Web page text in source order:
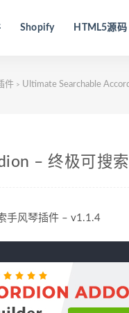
Shopify HTML5源码
件 > Ultimate Searchable
– 终极可搜
手风琴插件 – v1.1.4